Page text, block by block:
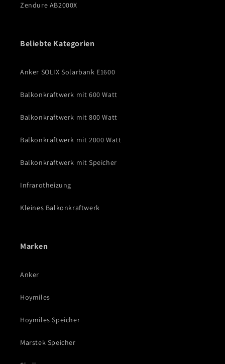
Zendure AB2000X
Beliebte Kategorien
Anker SOLIX Solarbank E1600
Balkonkraftwerk mit 600 Watt
Balkonkraftwerk mit 800 Watt
Balkonkraftwerk mit 2000 Watt
Balkonkraftwerk mit Speicher
Infrarotheizung
Kleines Balkonkraftwerk
Marken
Anker
Hoymiles
Hoymiles Speicher
Marstek Speicher